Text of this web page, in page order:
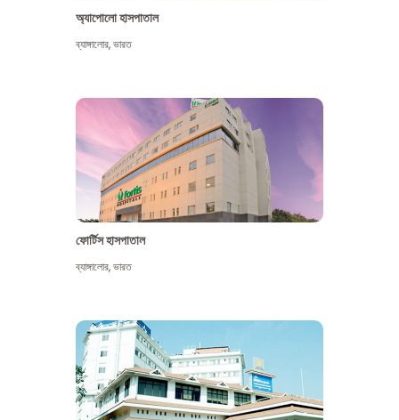
অ্যাপোলো হাসপাতাল
ব্যাঙ্গালোর,ভারত
ফোর্টিস হাসপাতাল
ব্যাঙ্গালোর,ভারত